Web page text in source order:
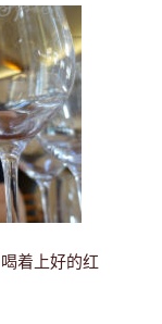
着上好的红